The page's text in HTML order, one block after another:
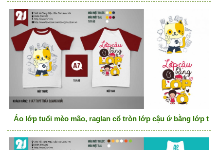
Áo lớp tuổi mèo mão, raglan cổ tròn lớp cậu ứ bằng lớp tớ